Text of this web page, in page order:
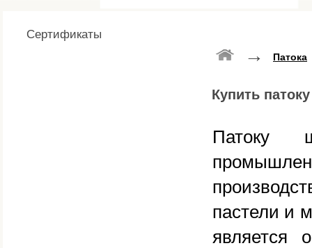
→ Патока
Купить
Патоку
пастели и
является
Сертификаты